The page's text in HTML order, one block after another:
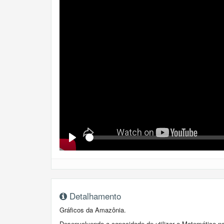
Play
Detalhamento
Gráficos da Amazônia.